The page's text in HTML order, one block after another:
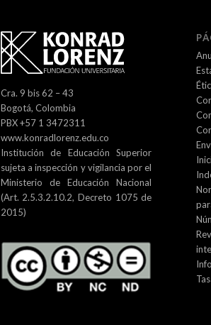
Cra. 9 bis 62 – 43
Bogotá, Colombia
PBX +57 1 3472311
www.konradlorenz.edu.co
Institución de Educación Superior
sujeta a inspección y vigilancia por el
Ministerio de Educación Nacional
(Art. 2.5.3.2.10.2, Decreto 1075 de
2015)